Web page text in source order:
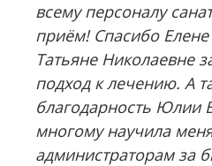
всему персоналу
приём! Спасибо
Татьяне Николаевне
подход к лечению. А
благодарность Юлии
многому научила
администраторам за